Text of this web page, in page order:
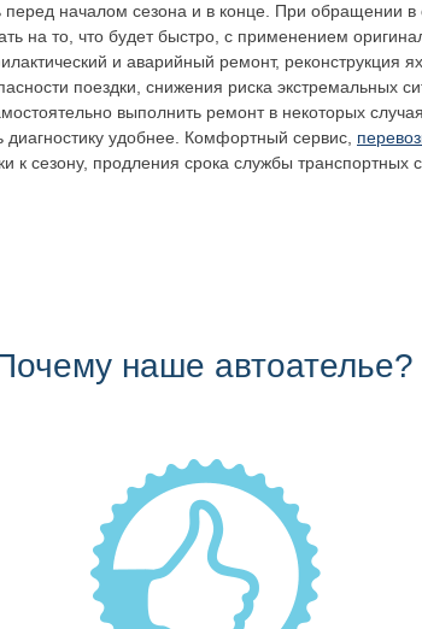
началом сезона и в конце. При обращении в
на то, что будет быстро, с применением
и аварийный ремонт, реконструкция
поездки, снижения риска экстремальных
выполнить ремонт в некоторых
удобнее. Комфортный сервис,
к сезону, продления срока службы транспортных
наше автоателье?